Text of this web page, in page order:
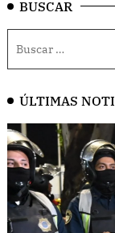
BUSCAR
ÚLTIMAS